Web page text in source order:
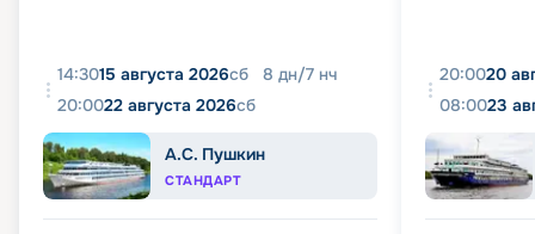
14:3015 августа 2026сб 8 дн/7 нч
20:0022 августа 2026сб
А.С. Пушкин
СТАНДАРТ
20:0020
08:0023